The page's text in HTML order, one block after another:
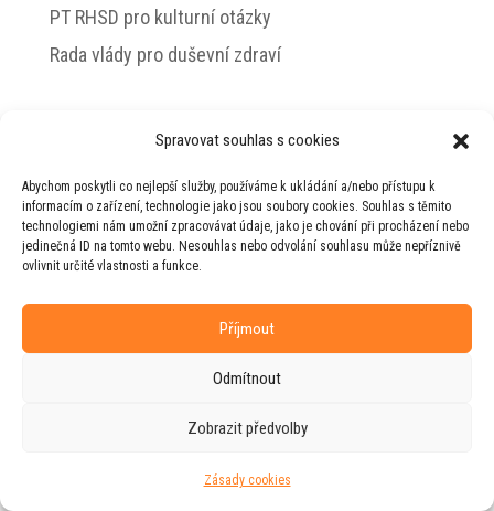
Spravovat souhlas s cookies
Abychom poskytli co nejlepší služby, používáme k ukládání a/nebo přístupu k
informacím o zařízení, technologie jako jsou soubory cookies. Souhlas s těmito
technologiemi nám umožní zpracovávat údaje, jako je chování při procházení nebo
jedinečná ID na tomto webu. Nesouhlas nebo odvolání souhlasu může nepříznivě
ovlivnit určité vlastnosti a funkce.
Příjmout
Odmítnout
Zobrazit předvolby
Zásady cookies
PT RHSD pro kulturní otázky
Rada vlády pro duševní zdraví
Horeckého
Web vytvořila firmaRUDIve spolupráci s
agenturou